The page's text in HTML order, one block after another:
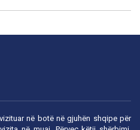
në botë në gjuhën shqipe për